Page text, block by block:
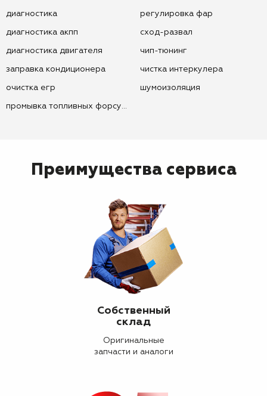
диагностика
диагностика акпп
диагностика двигателя
заправка кондиционера
очистка егр
промывка топливных форсунок
регулировка фар
сход-развал
чип-тюнинг
чистка интеркулера
шумоизоляция
Преимущества сервиса
Собственный
склад
Оригинальные
запчасти и аналоги